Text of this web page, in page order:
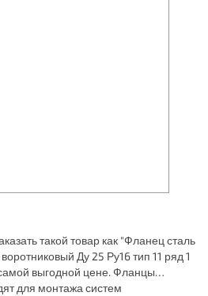
такой товар как "Фланец сталь
Ду 25 Ру16 тип 11 ряд 1
выгодной цене. Фланцы
для монтажа систем